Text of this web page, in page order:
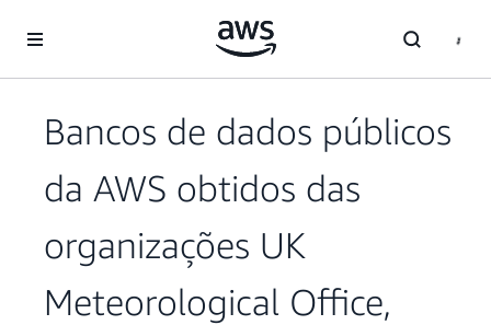
Pular para o conteúdo principal
Bancos de dados públicos
da AWS obtidos das
organizações UK
Meteorological Office,